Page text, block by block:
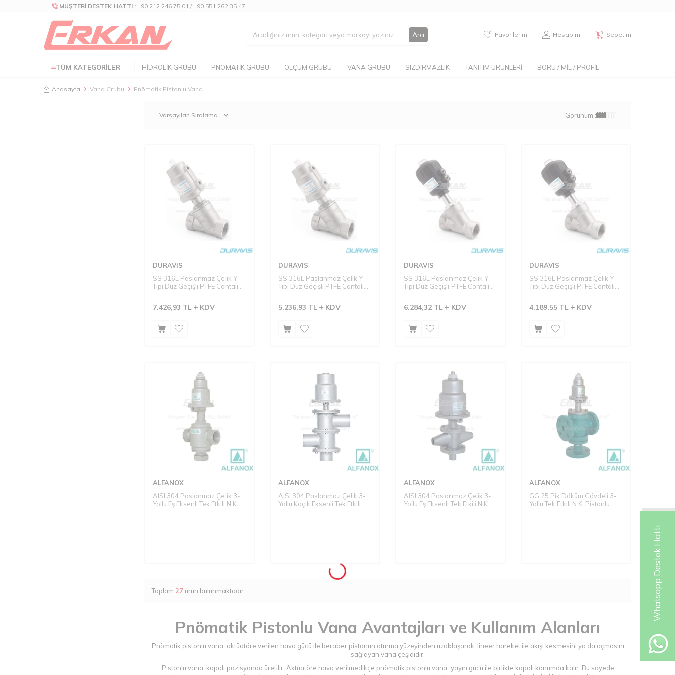
Whatsapp Destek Hattı
MÜŞTERI DESTEK HATTI : +90 212 246 75 01 / +90 551 262 35 47
Ara 0 Favorilerim Hesabım 0 Sepetim
TÜM KATEGORILER HIDROLIK GRUBU PNÖMATIK GRUBU ÖLÇÜM GRUBU VANA GRUBU SIZDIRMAZLIK TANITIM ÜRÜNLERI BORU / MIL / PROFIL
Anasayfa Vana Grubu Pnömatik Pistonlu Vana
Görünüm :
DURAVIS
SS 316L Paslanmaz Çelik Y-
Tipi Düz Geçişli PTFE Contalı
7.426,93 TL KDV
DURAVIS
SS 316L Paslanmaz Çelik Y-
Tipi Düz Geçişli PTFE Contalı
5.236,93 TL KDV
DURAVIS
SS 316L Paslanmaz Çelik Y-
Tipi Düz Geçişli PTFE Contalı
Dişli Tip (Anti-Waterhammer)
6.284,32 TL KDV
DURAVIS
SS 316L Paslanmaz Çelik Y-
Tipi Düz Geçişli PTFE Contalı
Dişli Tip
4.189,55 TL KDV
ALFANOX
AISI 304 Paslanmaz Çelik 3-
Yollu Eş Eksenli Tek Etkili N.K.
ALFANOX
AISI 304 Paslanmaz Çelik 3-
Yollu Kaçık Eksenli Tek Etkili
ALFANOX
AISI 304 Paslanmaz Çelik 3-
Yollu Eş Eksenli Tek Etkili N.K.
ALFANOX
GG 25 Pik Döküm Gövdeli 3-
Yollu Tek Etkili N.K. Pistonlu
Toplam 27 ürün bulunmaktadır.
Pnömatik Pistonlu Vana Avantajları ve Kullanım Alanları
Pnömatik pistonlu vana, aktüatöre verilen hava gücü ile beraber pistonun oturma yüzeyinden uzaklaşarak, lineer hareket ile akışı kesmesini ya da açmasını
sağlayan vana çeşididir.
Pistonlu vana, kapalı pozisyonda üretilir. Aktüatöre hava verilmedikçe pnömatik pistonlu vana, yayın gücü ile birlikte kapalı konumda kalır. Bu sayede